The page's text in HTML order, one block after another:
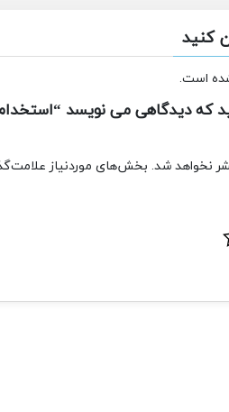
کنید
است.
که دیدگاهی می نویسد
نخواهد شد. بخش‌های موردنیاز